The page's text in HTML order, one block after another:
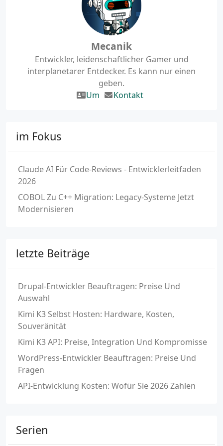
Mecanik
Entwickler, leidenschaftlicher Gamer und
interplanetarer Entdecker. Es kann nur einen
geben.
Um
Kontakt
im Fokus
Claude AI Für Code-Reviews - Entwicklerleitfaden
2026
COBOL Zu C++ Migration: Legacy-Systeme Jetzt
Modernisieren
letzte Beiträge
Drupal-Entwickler Beauftragen: Preise Und
Auswahl
Kimi K3 Selbst Hosten: Hardware, Kosten,
Souveränität
Kimi K3 API: Preise, Integration Und Kompromisse
WordPress-Entwickler Beauftragen: Preise Und
Fragen
API-Entwicklung Kosten: Wofür Sie 2026 Zahlen
Serien